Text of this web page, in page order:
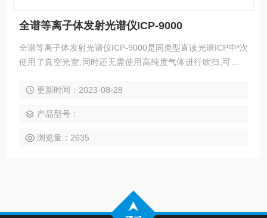
全谱等离子体发射光谱仪ICP-9000
全谱等离子体发射光谱仪ICP-9000是同类型直读光谱ICP中*次
使用了真空光室,同时还无需使用高纯度气体进行吹扫,可以大
耗,与标准炬管相比可以降低一半的标准,同时小炬管的灵敏度
更新时间：2023-08-28
产品型号：
浏览量：2635